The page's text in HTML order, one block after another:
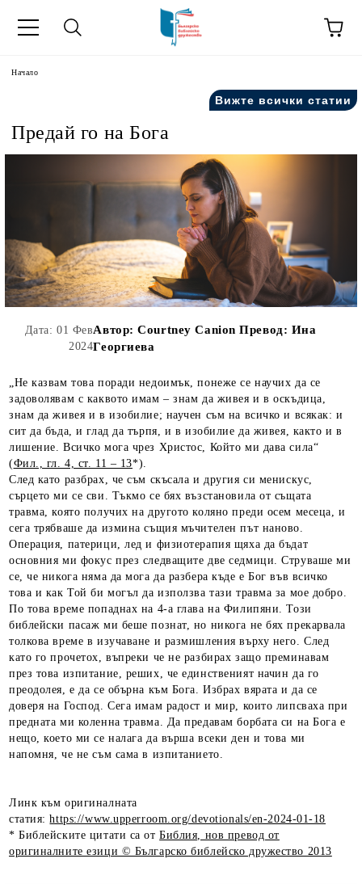
Начало
Вижте всички статии
Предай го на Бога
Дата: 01 Фев
2024
Автор: Courtney Canion Превод: Ина
Георгиева
„Не казвам това поради недоимък, понеже се научих да се
задоволявам с каквото имам – знам да живея и в оскъдица,
знам да живея и в изобилие; научен съм на всичко и всякак: и
сит да бъда, и глад да търпя, и в изобилие да живея, както и в
лишение. Всичко мога чрез Христос, Който ми дава сила“
(Фил., гл. 4, ст. 11 – 13*).
След като разбрах, че съм скъсала и другия си менискус,
сърцето ми се сви. Тъкмо се бях възстановила от същата
травма, която получих на другото коляно преди осем месеца, и
сега трябваше да измина същия мъчителен път наново.
Операция, патерици, лед и физиотерапия щяха да бъдат
основния ми фокус през следващите две седмици. Струваше ми
се, че никога няма да мога да разбера къде е Бог във всичко
това и как Той би могъл да използва тази травма за мое добро.
По това време попаднах на 4-а глава на Филипяни. Този
библейски пасаж ми беше познат, но никога не бях прекарвала
толкова време в изучаване и размишления върху него. След
като го прочетох, въпреки че не разбирах защо преминавам
през това изпитание, реших, че единственият начин да го
преодолея, е да се обърна към Бога. Избрах вярата и да се
доверя на Господ. Сега имам радост и мир, които липсваха при
предната ми коленна травма. Да предавам борбата си на Бога е
нещо, което ми се налага да върша всеки ден и това ми
напомня, че не съм сама в изпитанието.
Линк към оригиналната
статия:https://www.upperroom.org/devotionals/en-2024-01-18
* Библейските цитати са отБиблия, нов превод от
оригиналните езици © Българско библейско дружество 2013